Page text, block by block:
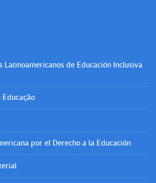
Latinoamericanos de Educación Inclusiva
por el Derecho a la Educación